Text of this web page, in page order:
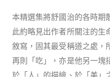
本精選集將舒國治的各時期
此約略見出作者所關注的生
敘寫，固其最受稱道之處，
再則「吃」，亦是他另一塊